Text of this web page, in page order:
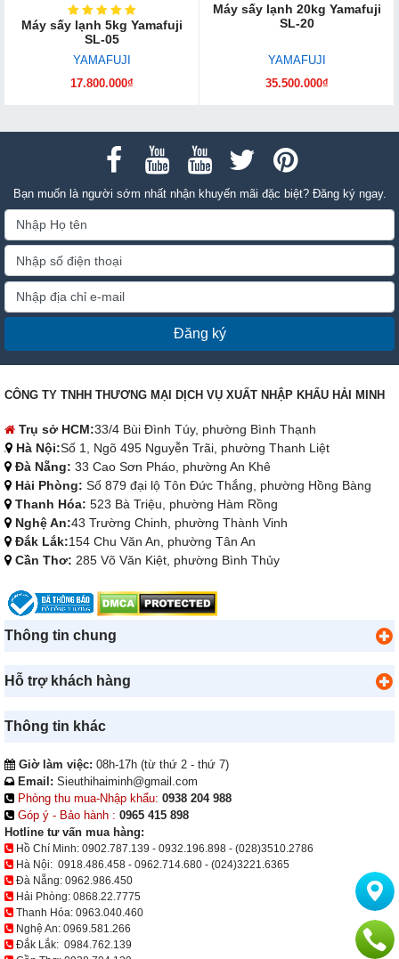
Máy sấy lạnh 5kg Yamafuji
SL-05
YAMAFUJI
17.800.000₫
Máy sấy lạnh 20kg Yamafuji
SL-20
YAMAFUJI
35.500.000₫
Bạn muốn là người sớm nhất nhận khuyến mãi đặc biệt? Đăng ký ngay.
Đăng ký
CÔNG TY TNHH THƯƠNG MẠI DỊCH VỤ XUẤT NHẬP KHẨU HẢI MINH
Trụ sở HCM:33/4 Bùi Đình Túy, phường Bình Thạnh
Hà Nội:Số 1, Ngõ 495 Nguyễn Trãi, phường Thanh Liệt
Đà Nẵng: 33 Cao Sơn Pháo, phường An Khê
Hải Phòng: Số 879 đại lộ Tôn Đức Thắng, phường Hồng Bàng
Thanh Hóa: 523 Bà Triệu, phường Hàm Rồng
Nghệ An:43 Trường Chinh, phường Thành Vinh
Đắk Lắk:154 Chu Văn An, phường Tân An
Cần Thơ: 285 Võ Văn Kiệt, phường Bình Thủy
Thông tin chung
Hỗ trợ khách hàng
Thông tin khác
Giờ làm việc: 08h-17h (từ thứ 2 - thứ 7)
Email: Sieuthihaiminh@gmail.com
Phòng thu mua-Nhập khẩu: 0938 204 988
Góp ý - Bảo hành : 0965 415 898
Hotline tư vấn mua hàng:
Hồ Chí Minh: 0902.787.139 - 0932.196.898 - (028)3510.2786
Hà Nội: 0918.486.458 - 0962.714.680 - (024)3221.6365
Đà Nẵng: 0962.986.450
Hải Phòng: 0868.22.7775
Thanh Hóa: 0963.040.460
Nghệ An: 0969.581.266
Đắk Lắk: 0984.762.139